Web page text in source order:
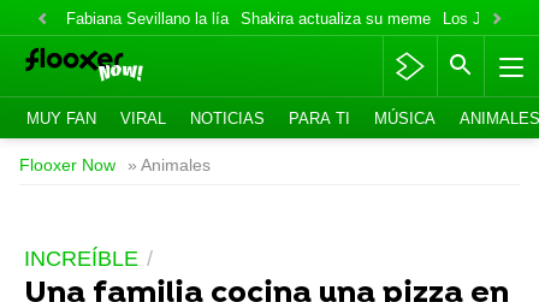
Fabiana Sevillano la lía Shakira actualiza su meme Los Jonas
MUY FAN VIRAL NOTICIAS PARA TI MÚSICA ANIMALES
Flooxer Now » Animales
INCREÍBLE
Una familia cocina una pizza en